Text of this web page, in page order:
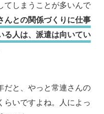
てしまうことが多いんで
んとの関係づくりに仕事
る人は、派遣は向いてい
だと、やっと常連さんの
らいですよね。人によっ